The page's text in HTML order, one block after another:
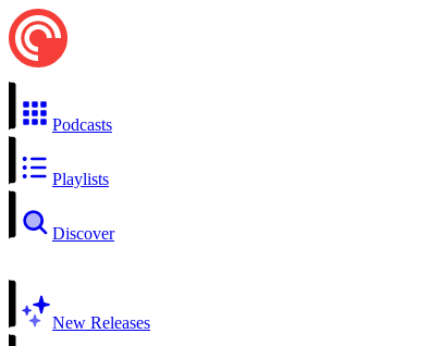
Podcasts
Playlists
Discover
New Releases